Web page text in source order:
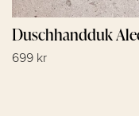
Duschhandduk
699 kr